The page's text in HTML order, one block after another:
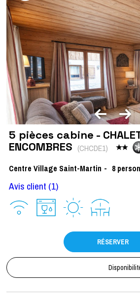
5 pièces cabine -
ENCOMBRES (CHCDE1)
Centre Village Saint-Martin
8
Avis client (1)
RÉSERVER